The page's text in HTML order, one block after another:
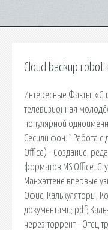
Cloud backup robot
Интересные Факты:
телевизионная
популярной
Сесили фон. ˇ Работа с
Office) - Создание,
форматов MS Office.
Манхэттене впервые
Офис, Калькуляторы,
документами; pdf;
через торрент - Отец